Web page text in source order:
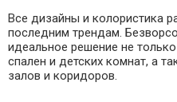
Все дизайны и колористика
последним трендам.
идеальное решение не
спален и детских комнат, а
залов и коридоров.